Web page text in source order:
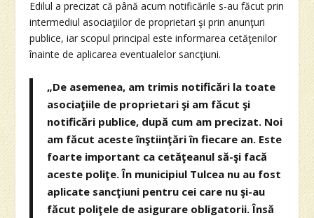
Edilul a precizat că până acum notificările s-au făcut prin
intermediul asociaţiilor de proprietari şi prin anunţuri
publice, iar scopul principal este informarea cetăţenilor
înainte de aplicarea eventualelor sancţiuni.
„De asemenea, am trimis notificări la toate
asociaţiile de proprietari şi am făcut şi
notificări publice, după cum am precizat. Noi
am făcut aceste înştiinţări în fiecare an. Este
foarte important ca cetăţeanul să-şi facă
aceste poliţe. În municipiul Tulcea nu au fost
aplicate sancţiuni pentru cei care nu şi-au
făcut poliţele de asigurare obligatorii. Însă